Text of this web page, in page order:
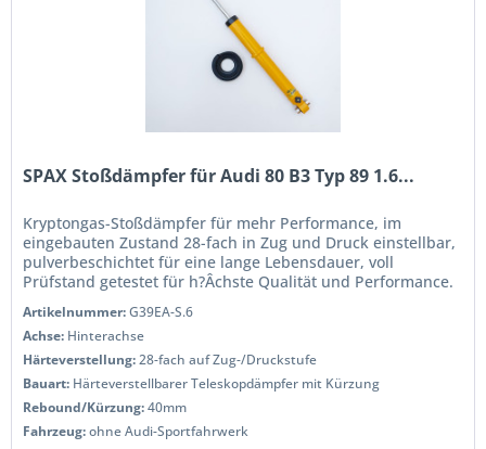
SPAX Stoßdämpfer für Audi 80 B3 Typ 89 1.6...
Kryptongas-Stoßdämpfer für mehr Performance, im
eingebauten Zustand 28-fach in Zug und Druck einstellbar,
pulverbeschichtet für eine lange Lebensdauer, voll
Prüfstand getestet für h?Âchste Qualität und Performance.
Artikelnummer:G39EA-S.6
Achse: Hinterachse
Härteverstellung:28-fach auf Zug-/Druckstufe
Bauart: Härteverstellbarer Teleskopdämpfer mit Kürzung
Rebound/Kürzung:40mm
Fahrzeug:ohne Audi-Sportfahrwerk